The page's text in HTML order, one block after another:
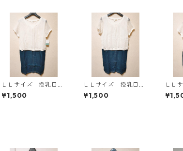
ＬＬサイズ 授乳口付
き マタニティ ドッ
キングワンピース ホ
¥1,500
ＬＬサイズ 授乳口付
き マタニティ ドッ
キングワンピース ホ
¥1,500
ＬＬ
き マ
キン